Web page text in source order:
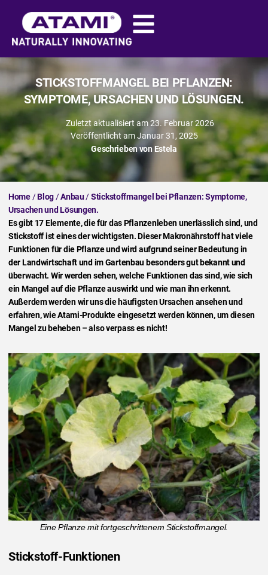
STICKSTOFFMANGEL BEI PFLANZEN:
SYMPTOME, URSACHEN UND LÖSUNGEN.
Zuletzt aktualisiert am 23. Februar 2026
Veröffentlicht am Januar 31, 2025
Geschrieben vonEstela
Home/Blog/Anbau/Stickstoffmangel bei Pflanzen: Symptome,
Ursachen und Lösungen.
Es gibt 17 Elemente, die für das Pflanzenleben unerlässlich sind, und
Stickstoff ist eines der wichtigsten. Dieser Makronährstoff hat viele
Funktionen für die Pflanze und wird aufgrund seiner Bedeutung in
der Landwirtschaft und im Gartenbau besonders gut bekannt und
überwacht. Wir werden sehen, welche Funktionen das sind, wie sich
ein Mangel auf die Pflanze auswirkt und wie man ihn erkennt.
Außerdem werden wir uns die häufigsten Ursachen ansehen und
erfahren, wie Atami-Produkte eingesetzt werden können, um diesen
Mangel zu beheben – also verpass es nicht!
Eine Pflanze mit fortgeschrittenem Stickstoffmangel.
Stickstoff-Funktionen